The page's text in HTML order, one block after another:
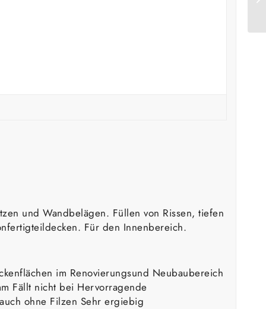
und Wandbelägen. Füllen von Rissen, tiefen
Für den Innenbereich.
im Renovierungsund Neubaubereich
Fällt nicht bei Hervorragende
ohne Filzen Sehr ergiebig